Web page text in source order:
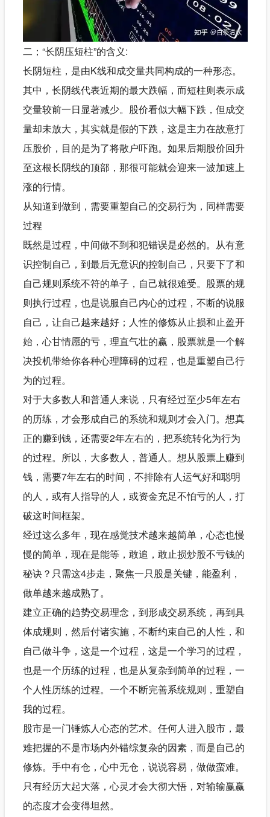
二；“长阴压短柱”的含义:
长阴短柱，是由K线和成交量共同构成的一种形态。
其中，长阴线代表近期的最大跌幅，而短柱则表示成
交量较前一日显著减少。股价看似大幅下跌，但成交
量却未放大，其实就是假的下跌，这是主力在故意打
压股价，目的是为了将散户吓跑。如果后期股价回升
至这根长阴线的顶部，那很可能就会迎来一波加速上
涨的行情。
从知道到做到，需要重塑自己的交易行为，同样需要
过程
既然是过程，中间做不到和犯错误是必然的。从有意
识控制自己，到最后无意识的控制自己，只要下了和
自己规则系统不符的单子，自己就很难受。股票的规
则执行过程，也是说服自己内心的过程，不断的说服
自己，让自己越来越好；人性的修炼从止损和止盈开
始，心甘情愿的亏，理直气壮的赢，股票就是一个解
决投机带给你各种心理障碍的过程，也是重塑自己行
为的过程。
对于大多数人和普通人来说，只有经过至少5年左右
的历练，才会形成自己的系统和规则才会入门。想真
正的赚到钱，还需要2年左右的，把系统转化为行为
的过程。所以，大多数人，普通人。想从股票上赚到
钱，需要7年左右的时间，不排除有人运气好和聪明
的人，或有人指导的人，或资金充足不怕亏的人，打
破这时间框架。
经过这么多年，现在感觉技术越来越简单，心态也慢
慢的简单，现在是能等，敢追，敢止损炒股不亏钱的
秘诀？只需这4步走，聚焦一只股是关键，能盈利，
做单越来越成熟了。
建立正确的趋势交易理念，到形成交易系统，再到具
体成规则，然后付诸实施，不断约束自己的人性，和
自己做斗争，这是一个过程，这是一个学习的过程，
也是一个历练的过程，也是从复杂到简单的过程，一
个人性历练的过程。一个不断完善系统规则，重塑自
我的过程。
股市是一门锤炼人心态的艺术。任何人进入股市，最
难把握的不是市场内外错综复杂的因素，而是自己的
修炼。手中有仓，心中无仓，说说容易，做做蛮难。
只有经历大起大落，心灵才会大彻大悟，对输输赢赢
的态度才会变得坦然。